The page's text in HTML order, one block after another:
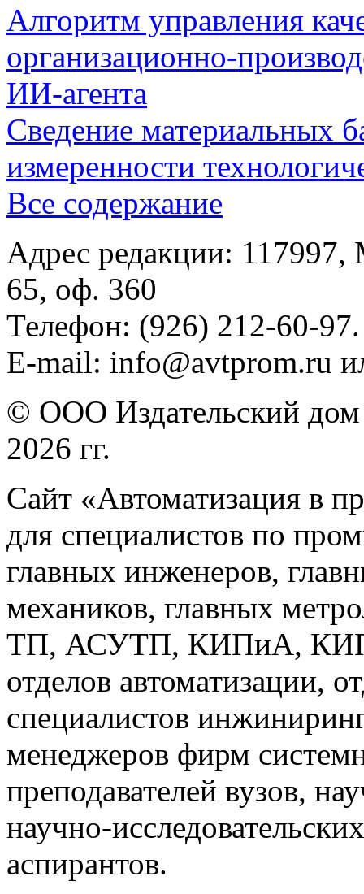
Алгоритм управления
организационно-
ИИ-агента
Сведение материальных
измеренности
Все содержание
Адрес редакции:
65, оф. 360
Телефон: (926) 212-60-97.
E-mail: info@avtprom.ru
© ООО Издательский
2026 гг.
Сайт «Автоматизация в
для специалистов по
главных инженеров,
механиков, главных
ТП, АСУТП, КИПиА, КИП
отделов автоматизации,
специалистов
менеджеров фирм
преподавателей вузов,
научно-
аспирантов.